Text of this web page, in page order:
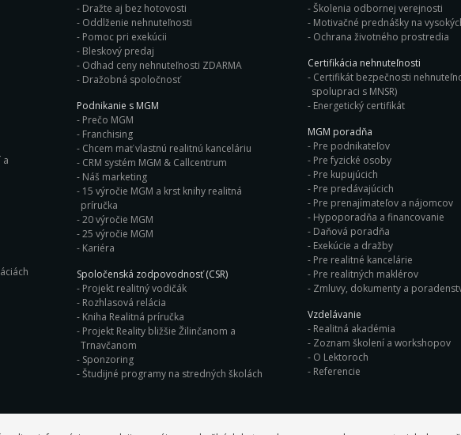
a
Dražte aj bez hotovosti
Oddlženie nehnuteľnosti
Pomoc pri exekúcii
Bleskový predaj
Odhad ceny nehnuteľnosti ZDARMA
Dražobná spoločnosť
Podnikanie s MGM
Prečo MGM
Franchising
Chcem mať vlastnú realitnú kanceláriu
CRM systém MGM & Callcentrum
Náš marketing
15 výročie MGM a krst knihy realitná
príručka
20 výročie MGM
25 výročie MGM
Kariéra
Spoločenská zodpovodnosť (CSR)
Projekt realitný vodičák
Rozhlasová relácia
Kniha Realitná príručka
Projekt Reality bližšie Žilinčanom a
Trnavčanom
Sponzoring
Študijné programy na stredných školách
Školenia odbornej verejnosti
Motivačné prednášky
Ochrana životného prostredia
Certifikácia nehnuteľnosti
Certifikát bezpečnosti
spolupraci s MNSR)
Energetický certifikát
MGM poradňa
Pre podnikateľov
Pre fyzické osoby
Pre kupujúcich
Pre predávajúcich
Pre prenajímateľov a nájomcov
Hypoporadňa a financovanie
Daňová poradňa
Exekúcie a dražby
Pre realitné kancelárie
Pre realitných maklérov
Zmluvy, dokumenty a
Vzdelávanie
Realitná akadémia
Zoznam školení a workshopov
O Lektoroch
Referencie